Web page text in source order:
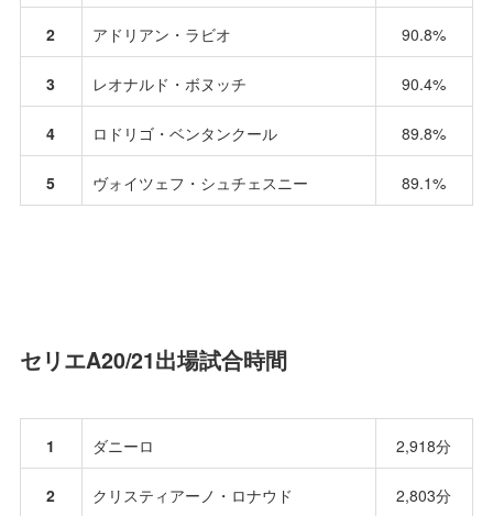
2 アドリアン・ラビオ 90.8%
3 レオナルド・ボヌッチ 90.4%
4 ロドリゴ・ベンタンクール 89.8%
5 ヴォイツェフ・シュチェスニー 89.1%
セリエA20/21出場試合時間
1 ダニーロ 2,918分
2 クリスティアーノ・ロナウド 2,803分